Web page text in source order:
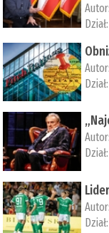
Autor:
Dział: